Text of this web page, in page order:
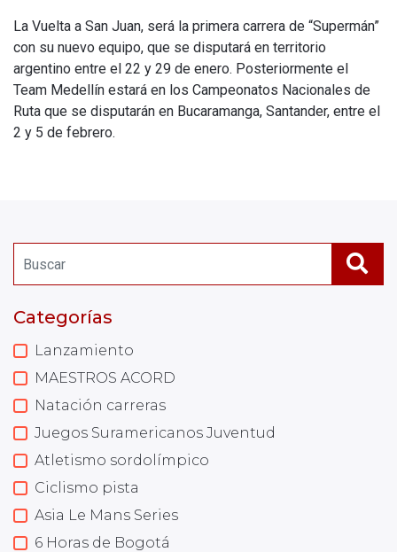
Categorías
Lanzamiento
MAESTROS ACORD
Natación carreras
Juegos Suramericanos Juventud
Atletismo sordolímpico
Ciclismo pista
Asia Le Mans Series
6 Horas de Bogotá
La Vuelta a San Juan, será la primera carrera de “Supermán”
con su nuevo equipo, que se disputará en territorio
argentino entre el 22 y 29 de enero. Posteriormente el
Team Medellín estará en los Campeonatos Nacionales de
Ruta que se disputarán en Bucaramanga, Santander, entre el
2 y 5 de febrero.